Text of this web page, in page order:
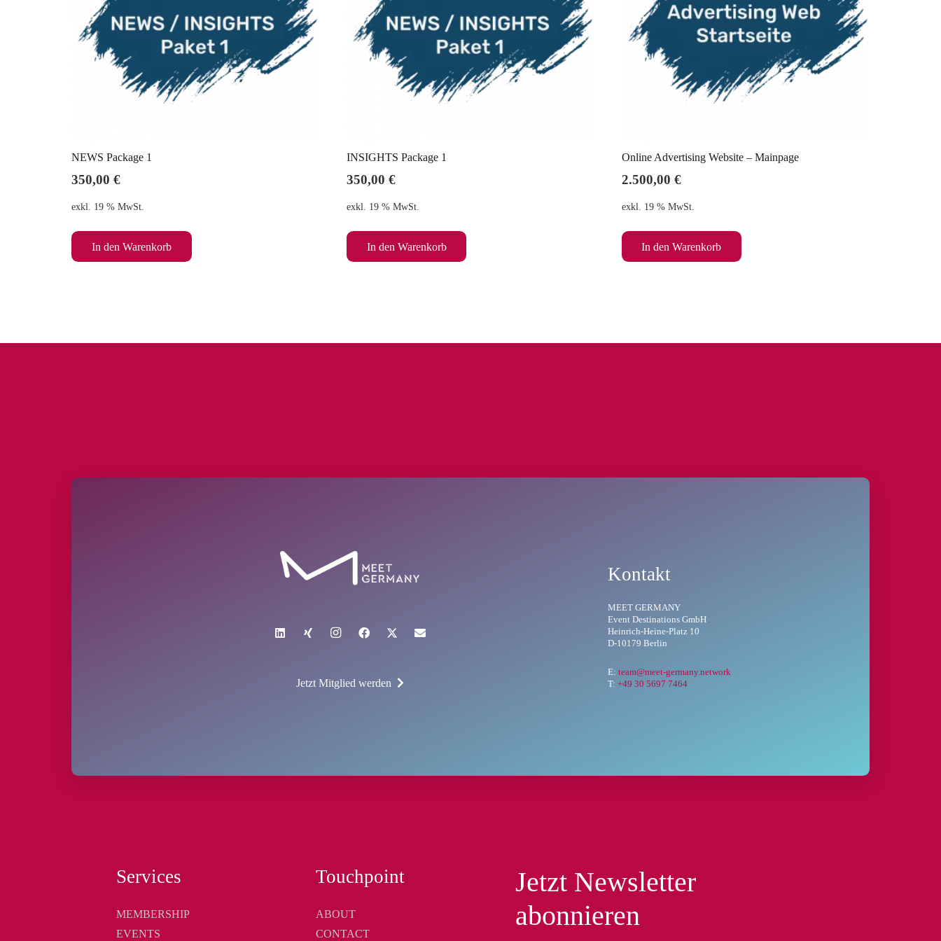
NEWS Package 1
350,00 €
exkl. 19 % MwSt.
In den Warenkorb
INSIGHTS Package 1
350,00 €
exkl. 19 % MwSt.
In den Warenkorb
Online Advertising Website – Mainpage
2.500,00 €
exkl. 19 % MwSt.
In den Warenkorb
Jetzt Mitglied werden
Kontakt
MEET GERMANY
Event Destinations GmbH
Heinrich-Heine-Platz 10
D-10179 Berlin
E:team@meet-germany.network
T:+49 30 5697 7464
Services
MEMBERSHIP
EVENTS
Touchpoint
ABOUT
CONTACT
Jetzt Newsletter
abonnieren